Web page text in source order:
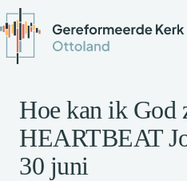
Hoe kan ik God
HEARTBEAT
30 juni